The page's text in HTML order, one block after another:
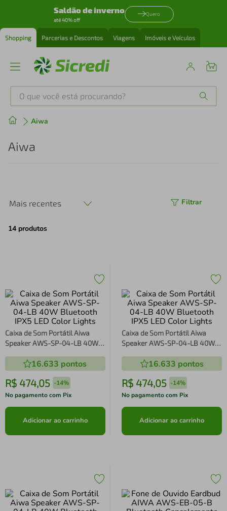
Saldão de inverno
até 40% off
Quero
Shopping Parcerias e Descontos Viagens Imóveis e Veículos
O que você está procurando?
Aiwa
Aiwa
Mais recentes Filtrar
14 produtos
Caixa de Som Portátil Aiwa
Speaker AWS-SP-04-LB 40W
16.633 pontos
R$ 474,05 -14%
No pagamento com Pix
Adicionar ao carrinho
Caixa de Som Portátil Aiwa
Speaker AWS-SP-04-LB 40W
16.633 pontos
R$ 474,05 -14%
No pagamento com Pix
Adicionar ao carrinho
Produtos mais buscados
perfume
4º air fryer